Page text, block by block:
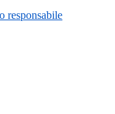
responsabile